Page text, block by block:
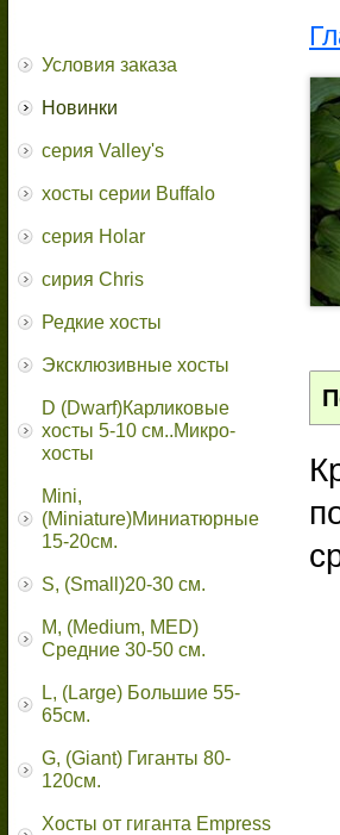
Условия заказа
Новинки
серия Valley's
хосты серии Buffalo
серия Holar
сирия Chris
Редкие хосты
Эксклюзивные хосты
D (Dwarf)Карликовые
хосты 5-10 см..Микро-
хосты
Mini,
(Miniature)Миниатюрные
15-20см.
S, (Small)20-30 см.
M, (Medium, MED)
Средние 30-50 см.
L, (Large) Большие 55-
65cм.
G, (Giant) Гиганты 80-
120см.
Хосты от гиганта Empress